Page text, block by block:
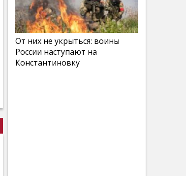
От них не укрыться: воины
России наступают на
Константиновку